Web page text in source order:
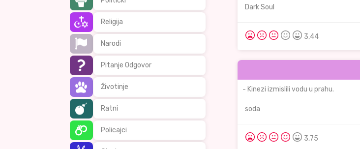
Religija
Narodi
Pitanje Odgovor
Životinje
Ratni
Policajci
Dark Soul
3,44
- Kinezi izmislili vodu u prahu.
soda
3,75